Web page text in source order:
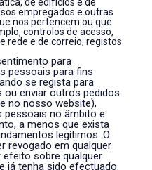
empregados e outras
nos pertencem ou que
controlos de acesso,
rede e de correio, registos
para
pessoais para fins
se regista para
enviar outros pedidos
no nosso website),
no âmbito e
a menos que exista
legítimos. O
revogado em qualquer
efeito sobre qualquer
já tenha sido efectuado.